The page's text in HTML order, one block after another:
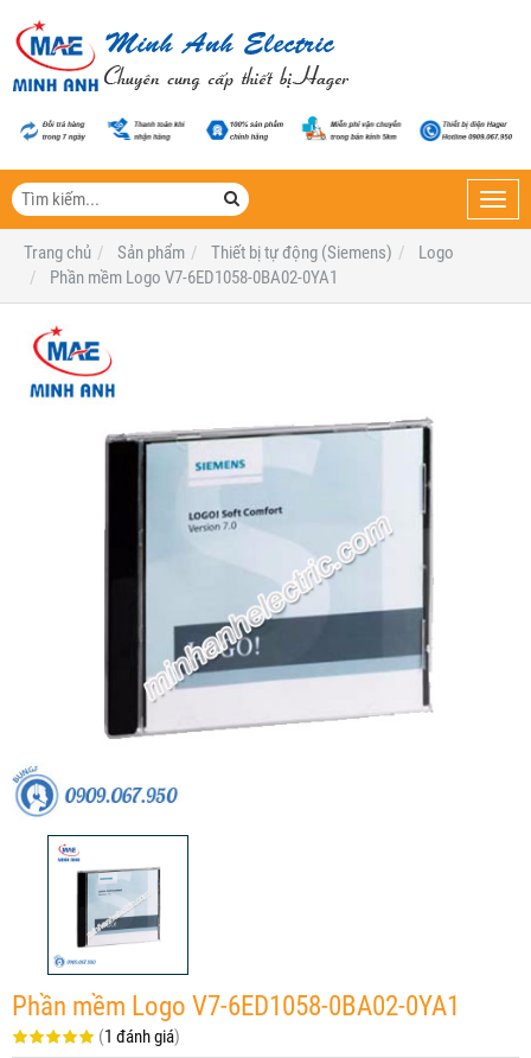
Trang chủ
Sản phẩm Thiết bị tự động (Siemens)
Logo
Phần mềm Logo V7-6ED1058-0BA02-0YA1
Phần mềm Logo V7-6ED1058-0BA02-0YA1
(1 đánh giá)